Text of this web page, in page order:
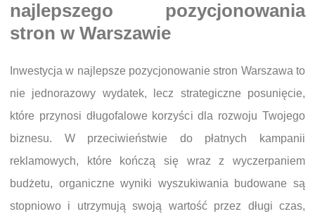
najlepszego pozycjonowania
stron w Warszawie
Inwestycja w najlepsze pozycjonowanie stron Warszawa to
nie jednorazowy wydatek, lecz strategiczne posunięcie,
które przynosi długofalowe korzyści dla rozwoju Twojego
biznesu. W przeciwieństwie do płatnych kampanii
reklamowych, które kończą się wraz z wyczerpaniem
budżetu, organiczne wyniki wyszukiwania budowane są
stopniowo i utrzymują swoją wartość przez długi czas,